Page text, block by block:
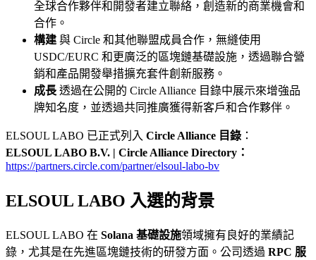
全球合作夥伴和開發者建立聯絡，創造新的商業機會和
合作。
構建 與 Circle 和其他聯盟成員合作，無縫使用
USDC/EURC 和更廣泛的區塊鏈基礎設施，透過聯合營
銷和產品開發舉措擴充套件創新服務。
成長 透過在公開的 Circle Alliance 目錄中展示來增強品
牌知名度，並透過共同推廣獲得新客戶和合作夥伴。
ELSOUL LABO 已正式列入 Circle Alliance 目錄 ：
ELSOUL LABO B.V. | Circle Alliance Directory：
https://partners.circle.com/partner/elsoul-labo-bv
ELSOUL LABO 入選的背景
ELSOUL LABO 在 Solana 基礎設施領域擁有良好的業績記
錄，尤其是在先進區塊鏈技術的研發方面。公司透過 RPC 服